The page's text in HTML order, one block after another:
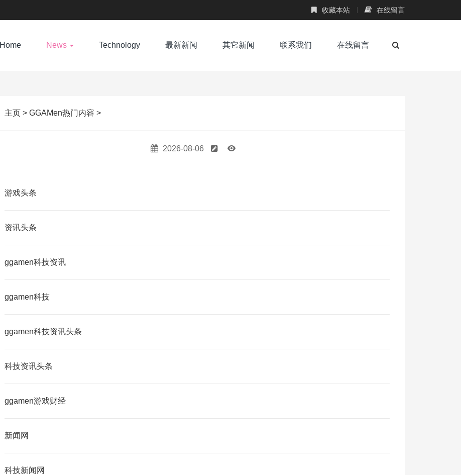
收藏本站 在线留言
Home News Technology 最新新闻 其它新闻 联系我们 在线留言
主页 > GGAMen热门内容 >
2026-08-06
游戏头条
资讯头条
ggamen科技资讯
ggamen科技
ggamen科技资讯头条
科技资讯头条
ggamen游戏财经
新闻网
科技新闻网